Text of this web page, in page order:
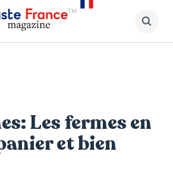
Les fermes en
et bien